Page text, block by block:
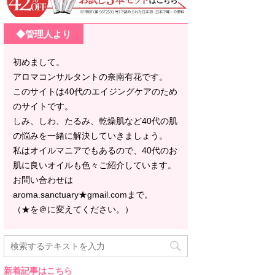
◆管理人より
初めまして。
アロマコンサルタントの奈南有花です。
このサイトは40代のエイジングケアのため
のサイトです。
しみ、しわ、たるみ、乾燥肌など40代の肌
の悩みを一緒に解決していきましょう。
私はオイルマニアでもあるので、40代のお
肌に良いオイルも色々ご紹介しています。
お問い合わせは
aroma.sanctuary★gmail.comまで。
（★を＠に変えてください。）
新着記事はこちら